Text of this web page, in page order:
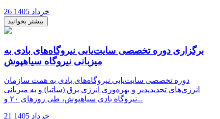
26 خرداد 1405
بیشتر بخوانید
برگزاری دوره تخصصی سایت‌یابی نیروگاه‌های بادی به
میزبانی نیروگاه سیاهپوش
دوره تخصصی سایت‌یابی نیروگاه‌های بادی به همت سازمان
انرژی‌های تجدیدپذیر و بهره‌وری انرژی برق (ساتبا) و به میزبانی
نیروگاه بادی سیاهپوش، طی روزهای ۲۰ و...
21 خرداد 1405